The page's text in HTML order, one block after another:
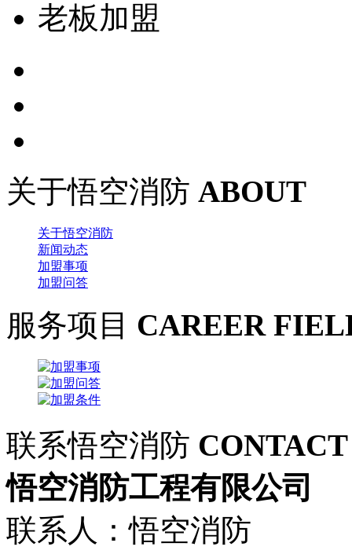
关于悟空消防 ABOUT
关于悟空消防
新闻动态
加盟事项
加盟问答
服务项目 CAREER
联系悟空消防 CONTACT
悟空消防工程有限公司
联系人：悟空消防